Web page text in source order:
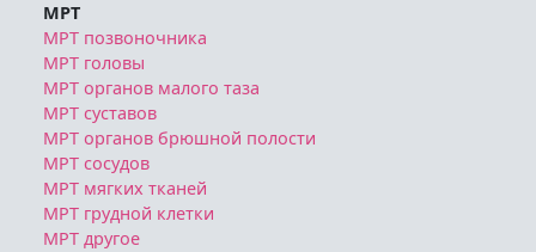
МРТ
МРТ позвоночника
МРТ головы
МРТ органов малого таза
МРТ суставов
МРТ органов брюшной полости
МРТ сосудов
МРТ мягких тканей
МРТ грудной клетки
МРТ другое